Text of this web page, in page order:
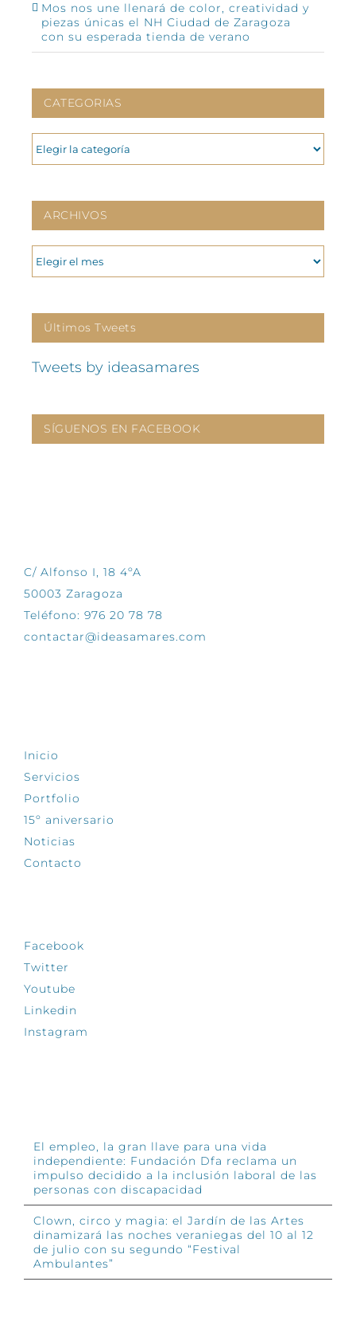
Mos nos une llenará de color, creatividad y
piezas únicas el NH Ciudad de Zaragoza
con su esperada tienda de verano
CATEGORIAS
CATEGORIAS
ARCHIVOS
ARCHIVOS
Últimos Tweets
Tweets by ideasamares
SÍGUENOS EN FACEBOOK
C/ Alfonso I, 18 4ºA
50003 Zaragoza
Teléfono: 976 20 78 78
contactar@ideasamares.com
Inicio
Servicios
Portfolio
15º aniversario
Noticias
Contacto
Facebook
Twitter
Youtube
Linkedin
Instagram
El empleo, la gran llave para una vida
independiente: Fundación Dfa reclama un
impulso decidido a la inclusión laboral de las
personas con discapacidad
Clown, circo y magia: el Jardín de las Artes
dinamizará las noches veraniegas del 10 al 12
de julio con su segundo “Festival
Ambulantes”